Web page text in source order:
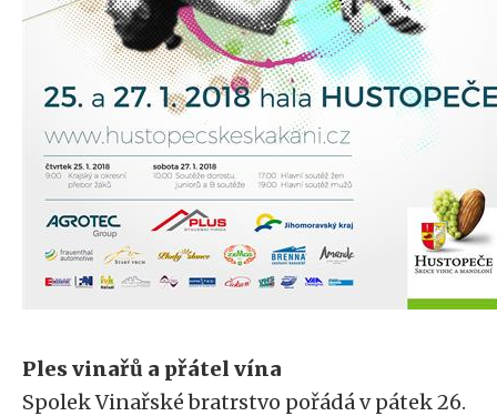
Ples vinařů a přátel vína
Spolek Vinařské bratrstvo pořádá v pátek 26.